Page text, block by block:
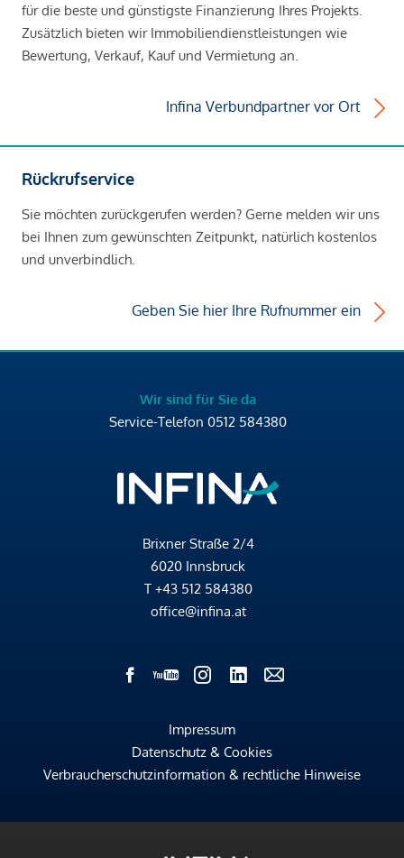
für die beste und günstigste Finanzierung Ihres Projekts.
Zusätzlich bieten wir Immobiliendienstleistungen wie
Bewertung, Verkauf, Kauf und Vermietung an.
Infina Verbundpartner vor Ort
Rückrufservice
Sie möchten zurückgerufen werden? Gerne melden wir uns
bei Ihnen zum gewünschten Zeitpunkt, natürlich kostenlos
und unverbindlich.
Geben Sie hier Ihre Rufnummer ein
Wir sind für Sie da
Service-Telefon 0512 584380
Brixner Straße 2/4
6020 Innsbruck
T +43 512 584380
office@infina.at
Impressum
Datenschutz & Cookies
Verbraucherschutzinformation & rechtliche Hinweise